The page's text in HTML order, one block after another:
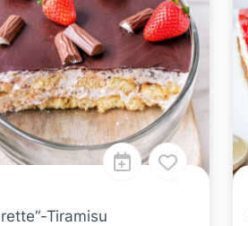
Tiramisu